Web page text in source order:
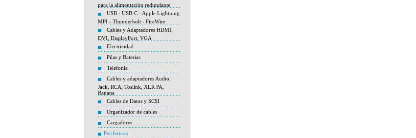
para la alimentación redundante
USB - USB-C - Apple Lightning
MPI - Thunderbolt - FireWire
Cables y Adaptadores HDMI,
DVI, DisplayPort, VGA
Electricidad
Pilas y Baterias
Telefonia
Cables y adaptadores Audio,
Jack, RCA, Toslink, XLR PA,
Banana
Cables de Datos y SCSI
Organizador de cables
Cargadores
Perifericos